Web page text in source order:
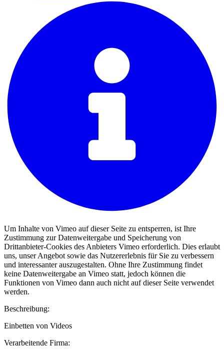
Um Inhalte von Vimeo auf dieser Seite zu entsperren, ist Ihre
Zustimmung zur Datenweitergabe und Speicherung von
Drittanbieter-Cookies des Anbieters Vimeo erforderlich. Dies erlaubt
uns, unser Angebot sowie das Nutzererlebnis für Sie zu verbessern
und interessanter auszugestalten. Ohne Ihre Zustimmung findet
keine Datenweitergabe an Vimeo statt, jedoch können die
Funktionen von Vimeo dann auch nicht auf dieser Seite verwendet
werden.
Beschreibung:
Einbetten von Videos
Verarbeitende Firma: